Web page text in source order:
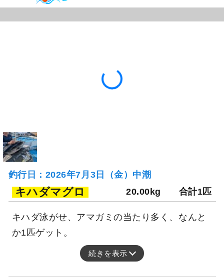
釣行日：2026年7月3日（金）中潮
キハダマグロ 20.00kg 合計1匹
キハダ泳がせ、アマガミの当たり多く、なんと
か1匹ゲット。
続きを表示